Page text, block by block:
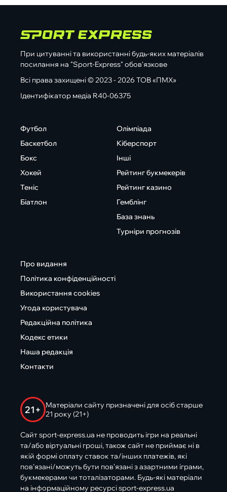
При цитуванні та використанні будь-яких матеріалів
посилання на "Sport-Express" обов'язкове
Всі права захищені © 2023 - 2026 ТОВ «ПМХ»
Ідентифікатор медіа R40-06375
Футбол
Баскетбол
Бокс
Хокей
Теніс
Біатлон
Олімпіада
Кіберспорт
Інші
Рейтинг букмекерів
Рейтинг казино
Гемблінг
База знань
Турніри прогнозів
Про видання
Політика конфіденційності
Використання cookies
Угода користувача
Редакційна політика
Кодекс етики
Наша редакція
Контакти
21+
Матеріали сайту призначені для осіб старше
21 року (21+)
Сайт sport-express.ua не проводить ігри на реальні
та/або віртуальні гроші, також сайт не приймає ні в
якій формі оплату ставок та/інших платежів, які
пов’язані/можуть бути пов’язані з азартними іграми,
букмекерами чи тоталізаторами. Будь-які матеріали
на інформаційному ресурсі sport-express.ua